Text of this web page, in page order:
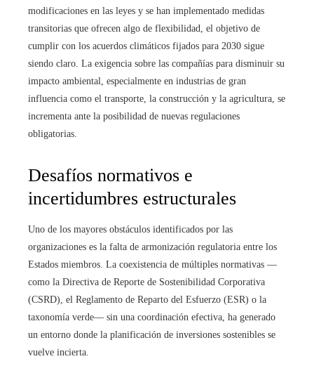
modificaciones en las leyes y se han implementado medidas
transitorias que ofrecen algo de flexibilidad, el objetivo de
cumplir con los acuerdos climáticos fijados para 2030 sigue
siendo claro. La exigencia sobre las compañías para disminuir su
impacto ambiental, especialmente en industrias de gran
influencia como el transporte, la construcción y la agricultura, se
incrementa ante la posibilidad de nuevas regulaciones
obligatorias.
Desafíos normativos e
incertidumbres estructurales
Uno de los mayores obstáculos identificados por las
organizaciones es la falta de armonización regulatoria entre los
Estados miembros. La coexistencia de múltiples normativas —
como la Directiva de Reporte de Sostenibilidad Corporativa
(CSRD), el Reglamento de Reparto del Esfuerzo (ESR) o la
taxonomía verde— sin una coordinación efectiva, ha generado
un entorno donde la planificación de inversiones sostenibles se
vuelve incierta.